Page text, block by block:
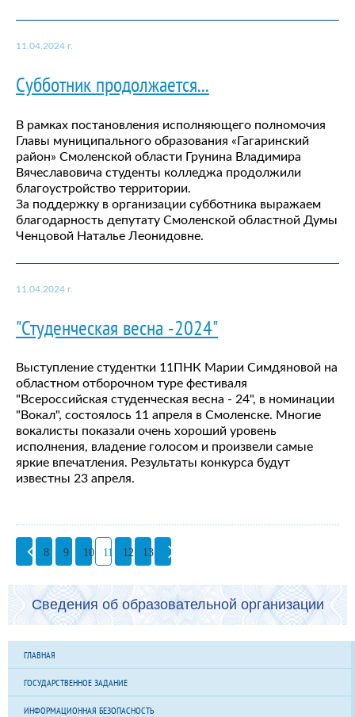
11.04.2024 г.
Субботник продолжается...
В рамках постановления исполняющего полномочия
Главы муниципального образования «Гагаринский
район» Смоленской области Грунина Владимира
Вячеславовича студенты колледжа продолжили
благоустройство территории.
За поддержку в организации субботника выражаем
благодарность депутату Смоленской областной Думы
Ченцовой Наталье Леонидовне.
11.04.2024 г.
"Студенческая весна -2024"
Выступление студентки 11ПНК Марии Симдяновой на
областном отборочном туре фестиваля
"Всероссийская студенческая весна - 24", в номинации
"Вокал", состоялось 11 апреля в Смоленске. Многие
вокалисты показали очень хороший уровень
исполнения, владение голосом и произвели самые
яркие впечатления. Результаты конкурса будут
известны 23 апреля.
8 9 10 11 12 13
Сведения об образовательной организации
ГЛАВНАЯ
ГОСУДАРСТВЕННОЕ ЗАДАНИЕ
ИНФОРМАЦИОННАЯ БЕЗОПАСНОСТЬ